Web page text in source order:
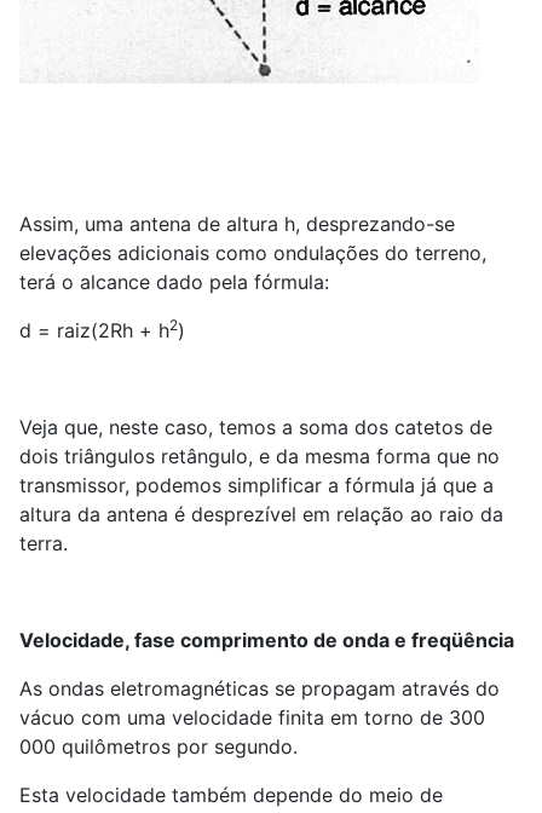
Assim, uma antena de altura h, desprezando-se
elevações adicionais como ondulações do terreno,
terá o alcance dado pela fórmula:
d = raiz(2Rh + h2)
Veja que, neste caso, temos a soma dos catetos de
dois triângulos retângulo, e da mesma forma que no
transmissor, podemos simplificar a fórmula já que a
altura da antena é desprezível em relação ao raio da
terra.
Velocidade, fase comprimento de onda e freqüência
As ondas eletromagnéticas se propagam através do
vácuo com uma velocidade finita em torno de 300
000 quilômetros por segundo.
Esta velocidade também depende do meio de